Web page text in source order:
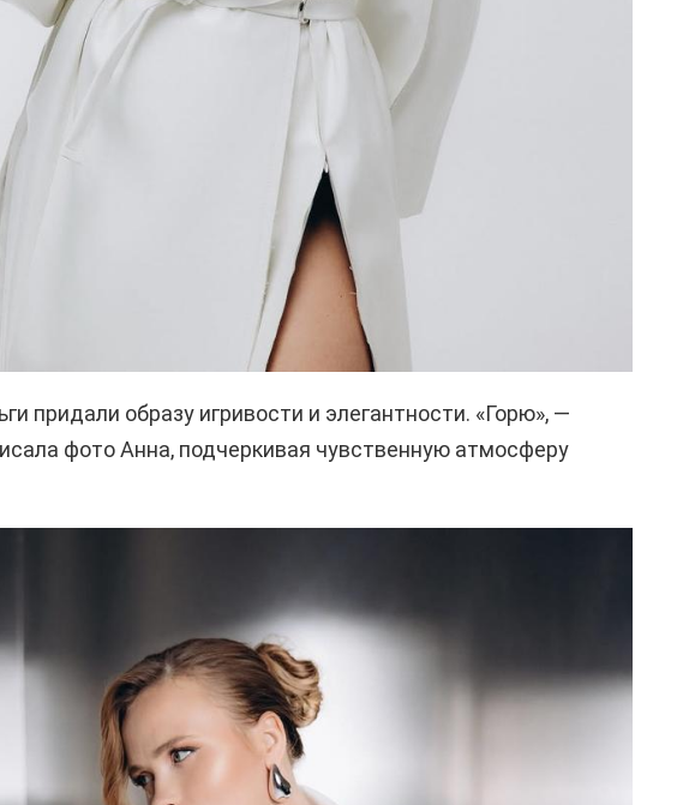
придали образу игривости и элегантности. «Горю», —
фото Анна, подчеркивая чувственную атмосферу